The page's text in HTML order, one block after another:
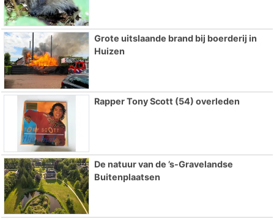
Grote uitslaande brand bij boerderij in
Huizen
Rapper Tony Scott (54) overleden
De natuur van de ’s-Gravelandse
Buitenplaatsen